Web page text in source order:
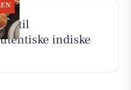
til
indiske